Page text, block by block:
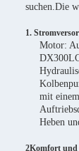
suchen.Die
1.
Motor:
mit
Heben
2Komfort und